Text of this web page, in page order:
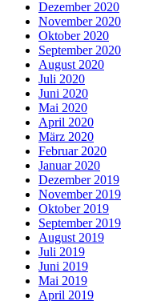
Dezember 2020
November 2020
Oktober 2020
September 2020
August 2020
Juli 2020
Juni 2020
Mai 2020
April 2020
März 2020
Februar 2020
Januar 2020
Dezember 2019
November 2019
Oktober 2019
September 2019
August 2019
Juli 2019
Juni 2019
Mai 2019
April 2019